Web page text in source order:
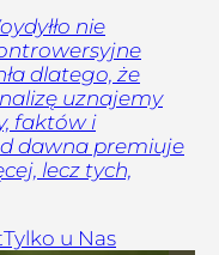
nie
dlatego, że
uznajemy
faktów i
dawna premiuje
lecz tych,
Tylko u Nas